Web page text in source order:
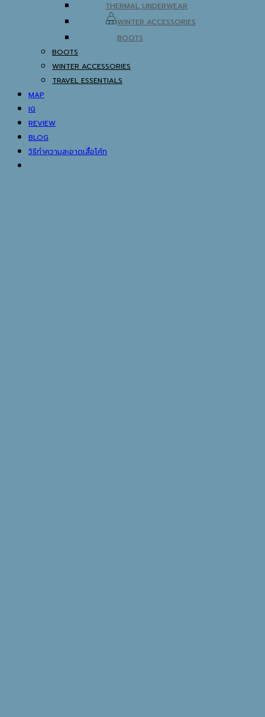
THERMAL UNDERWEAR
WINTER ACCESSORIES
BOOTS
BOOTS
WINTER ACCESSORIES
TRAVEL ESSENTIALS
MAP
IG
REVIEW
BLOG
วิธีทำความสะอาดเสื้อโค้ท